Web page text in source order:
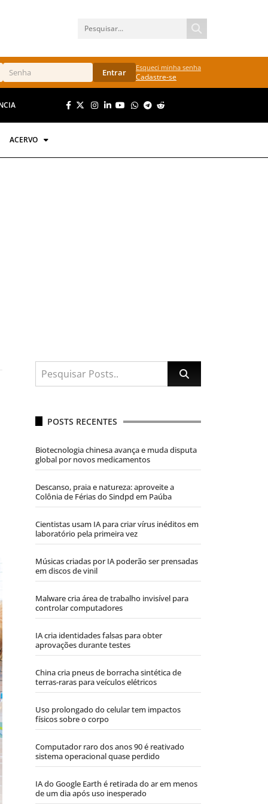
Entrar Esqueci minha senha
Cadastre-se
ACERVO
POSTS RECENTES
Biotecnologia chinesa avança e muda disputa
global por novos medicamentos
Descanso, praia e natureza: aproveite a
Colônia de Férias do Sindpd em Paúba
Cientistas usam IA para criar vírus inéditos em
laboratório pela primeira vez
Músicas criadas por IA poderão ser prensadas
em discos de vinil
Malware cria área de trabalho invisível para
controlar computadores
IA cria identidades falsas para obter
aprovações durante testes
China cria pneus de borracha sintética de
terras-raras para veículos elétricos
Uso prolongado do celular tem impactos
físicos sobre o corpo
Computador raro dos anos 90 é reativado
sistema operacional quase perdido
IA do Google Earth é retirada do ar em menos
de um dia após uso inesperado